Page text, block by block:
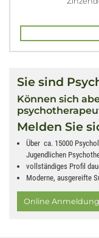
Sie sind
Können sich
Melden Sie
Über ca. 15000
Jugendlichen
vollständiges Profil
Moderne, ausgereifte
Online Anmeldung